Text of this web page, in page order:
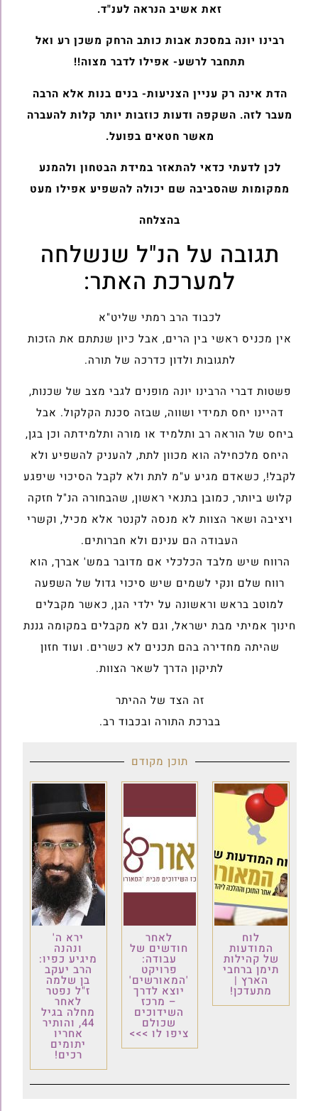
זאת אשיב הנראה לענ"ד.
רבינו יונה במסכת אבות כותב הרחק משכן רע ואל
תתחבר לרשע- אפילו לדבר מצוה!!
הדת אינה רק עניין הצניעות- בנים בנות אלא הרבה
מעבר לזה. השקפה ודעות כוזבות יותר קלות להעברה
מאשר חטאים בפועל.
לכן לדעתי כדאי להתאזר במידת הבטחון ולהמנע
ממקומות שהסביבה שם יכולה להשפיע אפילו מעט
בהצלחה
תגובה על הנ"ל שנשלחה
למערכת האתר:
לכבוד הרב רמתי שליט"א
אין מכניס ראשי בין הרים, אבל כיון שנתתם את הזכות
לתגובות ולדון כדרכה של תורה.
פשטות דברי הרבינו יונה מופנים לגבי מצב של שכנות,
דהיינו יחס תמידי ושווה, שבזה סכנת הקלקול. אבל
ביחס של הוראה רב ותלמיד או מורה ותלמידתה וכן בגן,
היחס מלכחילה הוא מכוון לתת, להעניק להשפיע ולא
לקבל!, כשאדם מגיע ע"מ לתת ולא לקבל הסיכוי שיפגע
קלוש ביותר, כמובן בתנאי ראשון, שהבחורה הנ"ל חזקה
ויציבה ושאר הצוות לא מנסה לקנטר אלא מכיל, וקשרי
העבודה הם ענינם ולא חברותים.
הרווח שיש מלבד הכלכלי אם מדובר במש' אברך, הוא
רווח שלם ונקי לשמים שיש סיכוי גדול של השפעה
למוטב בראש וראשונה על ילדי הגן, כאשר מקבלים
חינוך אמיתי מבת ישראל, וגם לא מקבלים במקומה גננת
שהיתה מחדירה בהם תכנים לא כשרים. ועוד חזון
לתיקון הדרך לשאר הצוות.
זה הצד של ההיתר
בברכת התורה ובכבוד רב.
תוכן מקודם
לוח
המודעות
של קהילות
תימן ברחבי
הארץ |
מתעדכן!
לאחר
חודשים של
עבודה:
פרויקט
'המאורשים'
יוצא לדרך
– מרכז
השידוכים
שכולם
ציפו לו >>>
ירא ה'
ונהנה
מיגיע כפיו:
הרב יעקב
בן שלמה
ז"ל נפטר
לאחר
מחלה בגיל
44, והותיר
אחריו
יתומים
רכים!